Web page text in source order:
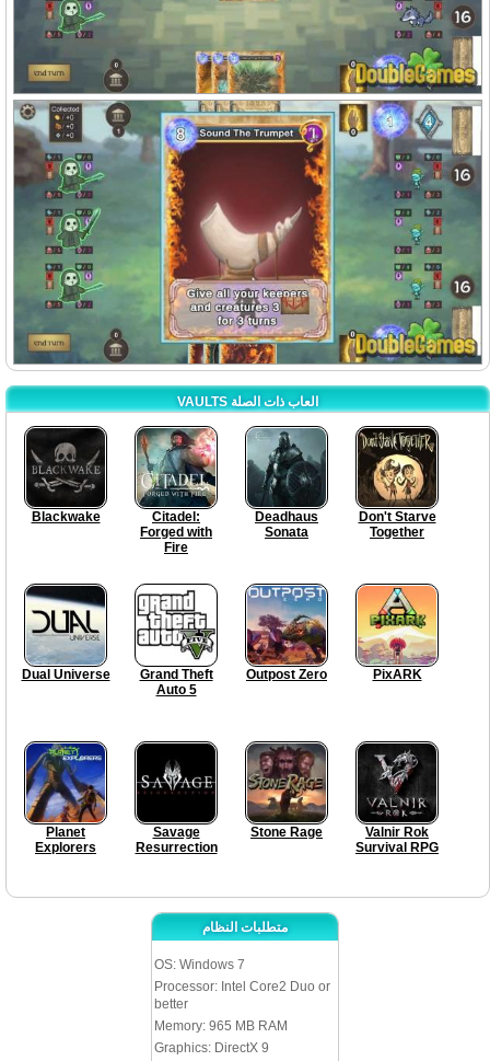
VAULTS العاب ذات الصلة
Blackwake
Citadel:
Forged with
Fire
Deadhaus
Sonata
Don't Starve
Together
Dual Universe
Grand Theft
Auto 5
Outpost Zero PixARK
Planet
Explorers
Savage
Resurrection
Stone Rage
Valnir Rok
Survival RPG
متطلبات النظام
OS: Windows 7
Processor: Intel Core2 Duo or
better
Memory: 965 MB RAM
Graphics: DirectX 9